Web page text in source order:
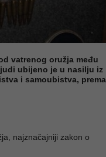
vatrenog oružja među
ubijeno je u nasilju iz
i samoubistva, prema
najznačajniji zakon o